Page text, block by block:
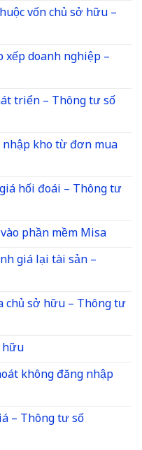
vốn chủ sở hữu –
doanh nghiệp –
triển – Thông tư số
kho từ đơn mua
hối đoái – Thông tư
phần mềm Misa
giá lại tài sản –
chủ sở hữu – Thông tư
không đăng nhập
– Thông tư số